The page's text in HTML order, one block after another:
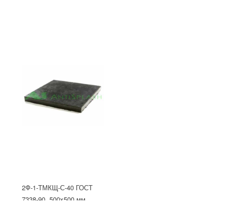
2Ф-1-ТМКЩ-С-40 ГОСТ
7338-90, 500x500 мм